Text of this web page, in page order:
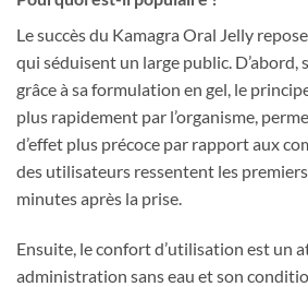
Le succès du Kamagra Oral Jelly
qui séduisent un large public. D’abord,
grâce à sa formulation en gel, le
plus rapidement par l’organisme,
d’effet plus précoce par rapport aux
des utilisateurs ressentent les
minutes après la prise.
Ensuite, le confort d’utilisation est un
administration sans eau et son